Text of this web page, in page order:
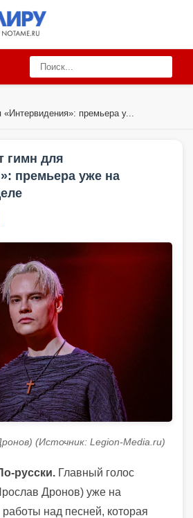
«Интервидения»: премьера у...
гимн для
премьера уже на
(Источник: Legion-Media.ru)
русски. Главный голос
Дронов) уже на
над песней, которая